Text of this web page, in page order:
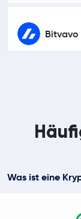
Bitvavo
Was ist eine